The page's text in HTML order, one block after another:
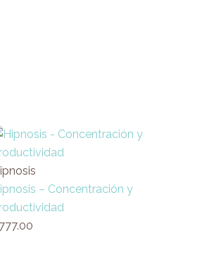
– Concentración y
777.00